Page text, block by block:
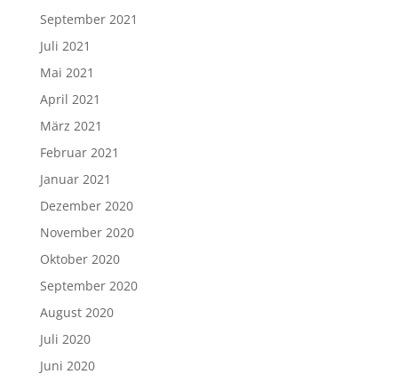
September 2021
Juli 2021
Mai 2021
April 2021
März 2021
Februar 2021
Januar 2021
Dezember 2020
November 2020
Oktober 2020
September 2020
August 2020
Juli 2020
Juni 2020